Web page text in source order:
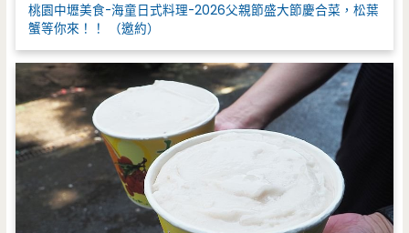
桃園中壢美食-海童日式料理-2026父親節盛大節慶合菜，松葉
蟹等你來！！ （邀約）